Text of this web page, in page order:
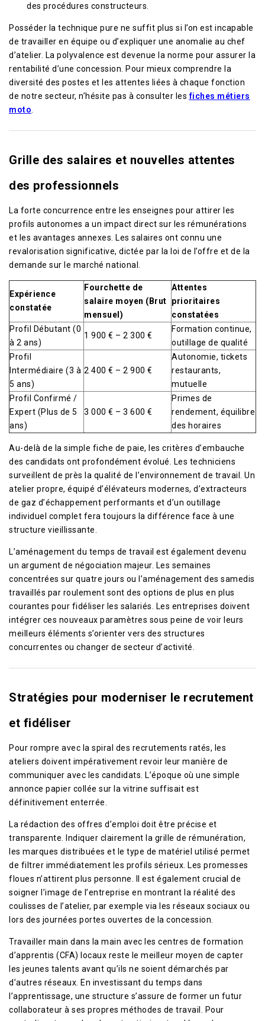
des procédures constructeurs.
Posséder la technique pure ne suffit plus si l’on est incapable
de travailler en équipe ou d’expliquer une anomalie au chef
d’atelier. La polyvalence est devenue la norme pour assurer la
rentabilité d’une concession. Pour mieux comprendre la
diversité des postes et les attentes liées à chaque fonction
de notre secteur, n’hésite pas à consulter lesfiches métiers
moto
Grille des salaires et nouvelles attentes
des professionnels
La forte concurrence entre les enseignes pour attirer les
profils autonomes a un impact direct sur les rémunérations
et les avantages annexes. Les salaires ont connu une
revalorisation significative, dictée par la loi de l’offre et de la
demande sur le marché national.
Expérience
constatée
Fourchette de
salaire moyen (Brut
mensuel)
Attentes
prioritaires
constatées
Profil Débutant (0
à 2 ans)
1 900 € – 2 300 €
Formation continue,
outillage de qualité
Profil
Intermédiaire (3 à
5 ans)
2 400 € – 2 900 €
Autonomie, tickets
restaurants,
mutuelle
Profil Confirmé /
Expert (Plus de 5
ans)
3 000 € – 3 600 €
Primes de
rendement, équilibre
des horaires
Au-delà de la simple fiche de paie, les critères d’embauche
des candidats ont profondément évolué. Les techniciens
surveillent de près la qualité de l’environnement de travail. Un
atelier propre, équipé d’élévateurs modernes, d’extracteurs
de gaz d’échappement performants et d’un outillage
individuel complet fera toujours la différence face à une
structure vieillissante.
L’aménagement du temps de travail est également devenu
un argument de négociation majeur. Les semaines
concentrées sur quatre jours ou l’aménagement des samedis
travaillés par roulement sont des options de plus en plus
courantes pour fidéliser les salariés. Les entreprises doivent
intégrer ces nouveaux paramètres sous peine de voir leurs
meilleurs éléments s’orienter vers des structures
concurrentes ou changer de secteur d’activité.
Stratégies pour moderniser le recrutement
et fidéliser
Pour rompre avec la spiral des recrutements ratés, les
ateliers doivent impérativement revoir leur manière de
communiquer avec les candidats. L’époque où une simple
annonce papier collée sur la vitrine suffisait est
définitivement enterrée.
La rédaction des offres d’emploi doit être précise et
transparente. Indiquer clairement la grille de rémunération,
les marques distribuées et le type de matériel utilisé permet
de filtrer immédiatement les profils sérieux. Les promesses
floues n’attirent plus personne. Il est également crucial de
soigner l’image de l’entreprise en montrant la réalité des
coulisses de l’atelier, par exemple via les réseaux sociaux ou
lors des journées portes ouvertes de la concession.
Travailler main dans la main avec les centres de formation
d’apprentis (CFA) locaux reste le meilleur moyen de capter
les jeunes talents avant qu’ils ne soient démarchés par
d’autres réseaux. En investissant du temps dans
l’apprentissage, une structure s’assure de former un futur
collaborateur à ses propres méthodes de travail. Pour